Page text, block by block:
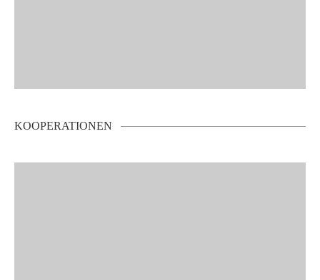
KOOPERATIONEN